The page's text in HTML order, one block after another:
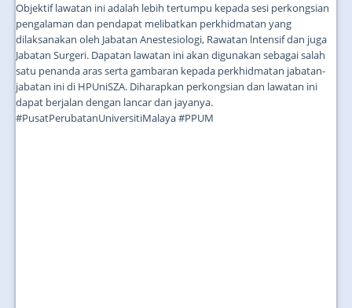
Objektif lawatan ini adalah lebih tertumpu kepada sesi perkongsian
pengalaman dan pendapat melibatkan perkhidmatan yang
dilaksanakan oleh Jabatan Anestesiologi, Rawatan lntensif dan juga
Jabatan Surgeri. Dapatan lawatan ini akan digunakan sebagai salah
satu penanda aras serta gambaran kepada perkhidmatan jabatan-
jabatan ini di HPUniSZA. Diharapkan perkongsian dan lawatan ini
dapat berjalan dengan lancar dan jayanya.
#PusatPerubatanUniversitiMalaya #PPUM